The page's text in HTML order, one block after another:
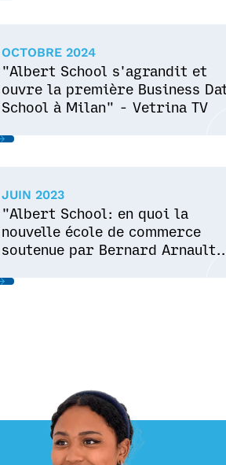
OCTOBRE 2024
"Albert School s'agrandit et
ouvre la première Business
School à Milan" - Vetrina TV
JUIN 2023
"Albert School: en quoi la
nouvelle école de commerce
soutenue par Bernard Arnault
distingue-t-elle ?" - La